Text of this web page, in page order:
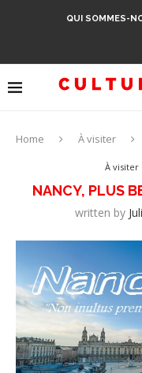
QUI SOMMES-
Home À visiter
À visiter
NANCY, PLUS
written by